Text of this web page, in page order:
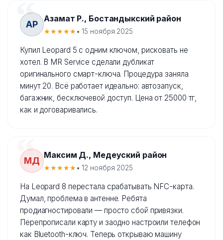
АР
Азамат Р., Бостандыкский район
★★★★★• 15 ноября 2025
Купил Leopard 5 с одним ключом, рисковать не
хотел. В MR Service сделали дубликат
оригинального смарт-ключа. Процедура заняла
минут 20. Всё работает идеально: автозапуск,
багажник, бесключевой доступ. Цена от 25000 тг,
как и договаривались.
МД
Максим Д., Медеуский район
★★★★★• 12 ноября 2025
На Leopard 8 перестала срабатывать NFC-карта.
Думал, проблема в антенне. Ребята
продиагностировали — просто сбой привязки.
Перепрописали карту и заодно настроили телефон
как Bluetooth-ключ. Теперь открываю машину